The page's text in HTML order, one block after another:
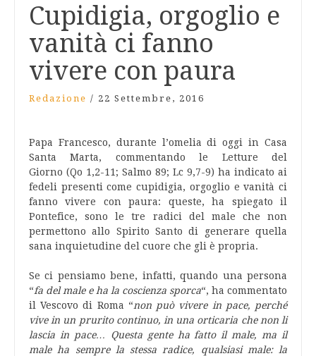
Cupidigia, orgoglio e
vanità ci fanno
vivere con paura
Redazione / 22 Settembre, 2016
Papa Francesco, durante l’omelia di oggi in Casa
Santa Marta, commentando le Letture del
Giorno (Qo 1,2-11; Salmo 89; Lc 9,7-9) ha indicato ai
fedeli presenti come cupidigia, orgoglio e vanità ci
fanno vivere con paura: queste, ha spiegato il
Pontefice, sono le tre radici del male che non
permettono allo Spirito Santo di generare quella
sana inquietudine del cuore che gli è propria.
Se ci pensiamo bene, infatti, quando una persona
“fa del male e ha la coscienza sporca“, ha commentato
il Vescovo di Roma “non può vivere in pace, perché
vive in un prurito continuo, in una orticaria che non li
lascia in pace… Questa gente ha fatto il male, ma il
male ha sempre la stessa radice, qualsiasi male: la